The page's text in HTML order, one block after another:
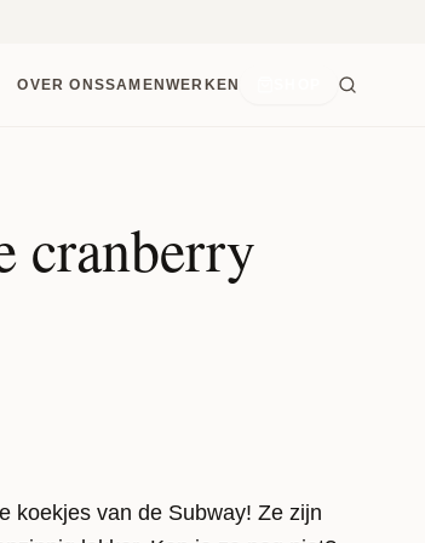
OVER ONSSAMENWERKEN
cranberry
koekjes van de Subway! Ze zijn